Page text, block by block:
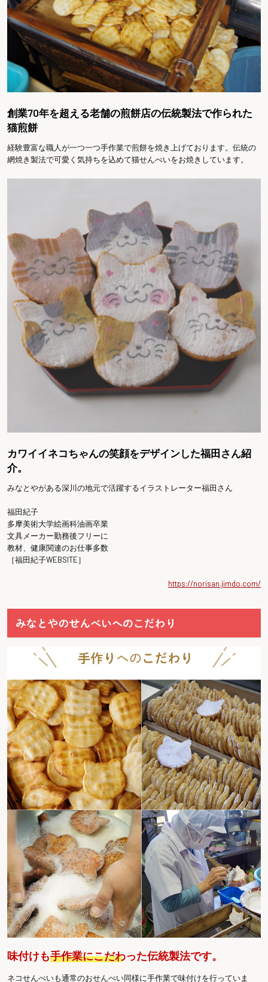
創業70年を超える老舗の煎餅店の伝統製法で作られた
猫煎餅
経験豊富な職人が一つ一つ手作業で煎餅を焼き上げております。伝統の
網焼き製法で可愛く気持ちを込めて猫せんべいをお焼きしています。
カワイイネコちゃんの笑顔をデザインした福田さん紹
介。
みなとやがある深川の地元で活躍するイラストレーター福田さん
福田紀子
多摩美術大学絵画科油画卒業
文具メーカー勤務後フリーに
教材、健康関連のお仕事多数
［福田紀子WEBSITE］
https://norisan.jimdo.com/
味付けも手作業にこだわった伝統製法です。
ネコせんべいも通常のおせんべい同様に手作業で味付けを行っていま